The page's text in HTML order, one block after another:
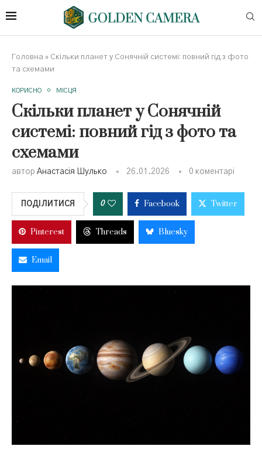
Головна » Скільки планет у Сонячній системі: повний гід з фото
та схемами
КОРИСНО МІСЦЯ
Скільки планет у Сонячній
системі: повний гід з фото та
схемами
автор Анастасія Шулько 26.01.2026 0 коментарі
ПОДІЛИТИСЯ 0 Facebook Twitter
Pinterest Threads Bluesky
Email